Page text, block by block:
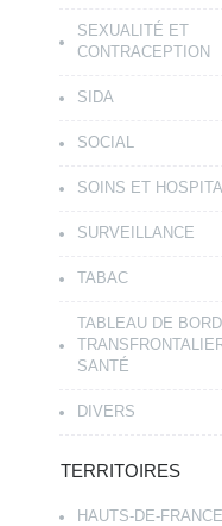
SEXUALITÉ ET
CONTRACEPTION
SIDA
SOCIAL
SOINS ET
SURVEILLANCE
TABAC
TABLEAU DE BORD
SANTÉ
DIVERS
TERRITOIRES
HAUTS-DE-FRANCE